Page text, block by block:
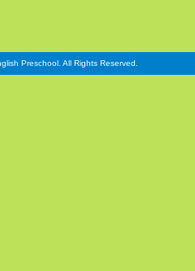
Preschool. All Rights Reserved.